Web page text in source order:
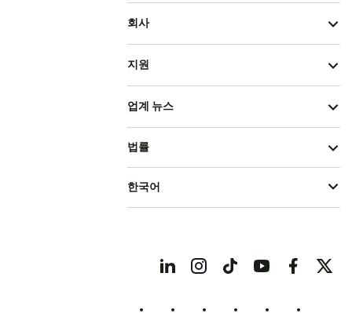
회사
지원
업계 뉴스
법률
한국어